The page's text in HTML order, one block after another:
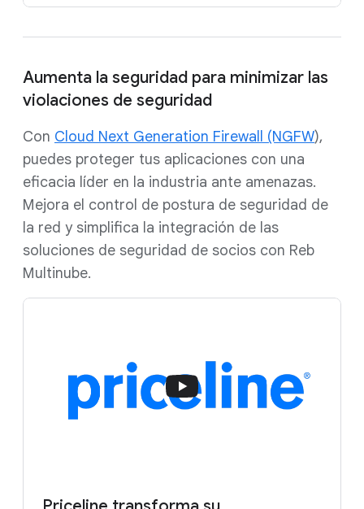
Aumenta la seguridad para minimizar las
violaciones de seguridad
Con Cloud Next Generation Firewall (NGFW),
puedes proteger tus aplicaciones con una
eficacia líder en la industria ante amenazas.
Mejora el control de postura de seguridad de
la red y simplifica la integración de las
soluciones de seguridad de socios con Reb
Multinube.